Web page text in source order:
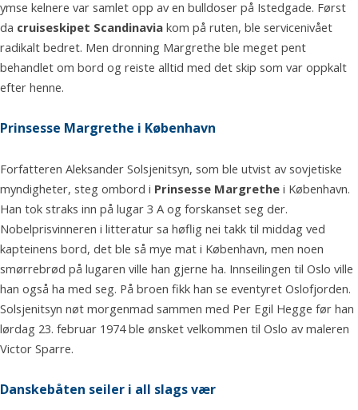
ymse kelnere var samlet opp av en bulldoser på Istedgade. Først
da cruiseskipet Scandinavia kom på ruten, ble servicenivået
radikalt bedret. Men dronning Margrethe ble meget pent
behandlet om bord og reiste alltid med det skip som var oppkalt
efter henne.
Prinsesse Margrethe i København
Forfatteren Aleksander Solsjenitsyn, som ble utvist av sovjetiske
myndigheter, steg ombord i Prinsesse Margrethe i København.
Han tok straks inn på lugar 3 A og forskanset seg der.
Nobelprisvinneren i litteratur sa høflig nei takk til middag ved
kapteinens bord, det ble så mye mat i København, men noen
smørrebrød på lugaren ville han gjerne ha. Innseilingen til Oslo ville
han også ha med seg. På broen fikk han se eventyret Oslofjorden.
Solsjenitsyn nøt morgenmad sammen med Per Egil Hegge før han
lørdag 23. februar 1974 ble ønsket velkommen til Oslo av maleren
Victor Sparre.
Danskebåten seiler i all slags vær